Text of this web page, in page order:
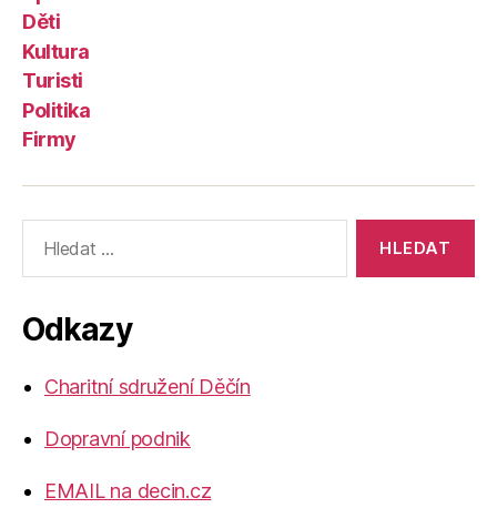
Děti
Kultura
Turisti
Politika
Firmy
vyhledávání:
Odkazy
Charitní sdružení Děčín
Dopravní podnik
EMAIL na decin.cz